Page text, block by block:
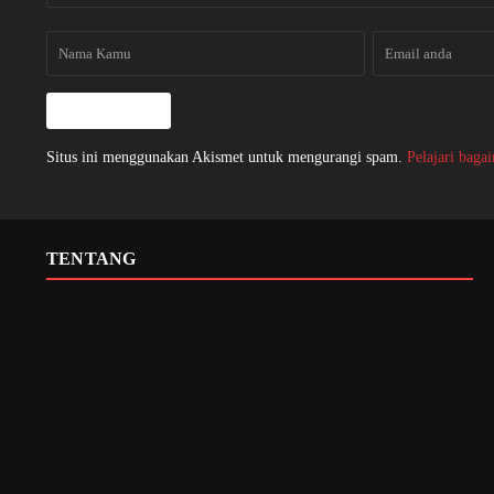
Situs ini menggunakan Akismet untuk mengurangi spam. Pelajari
TENTANG